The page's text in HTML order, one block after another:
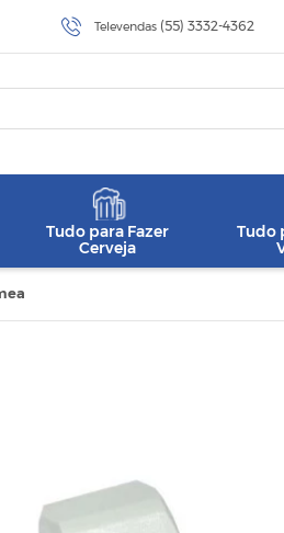
Televendas (55) 3332-4362
Tudo para Fazer
Cerveja
Tudo